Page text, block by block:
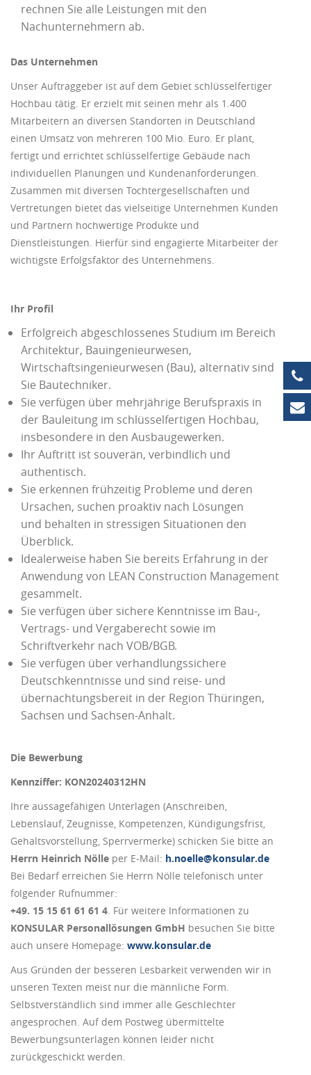
rechnen Sie alle Leistungen mit den
Nachunternehmern ab.
Das Unternehmen
Unser Auftraggeber ist auf dem Gebiet schlüsselfertiger
Hochbau tätig. Er erzielt mit seinen mehr als 1.400
Mitarbeitern an diversen Standorten in Deutschland
einen Umsatz von mehreren 100 Mio. Euro. Er plant,
fertigt und errichtet schlüsselfertige Gebäude nach
individuellen Planungen und Kundenanforderungen.
Zusammen mit diversen Tochtergesellschaften und
Vertretungen bietet das vielseitige Unternehmen Kunden
und Partnern hochwertige Produkte und
Dienstleistungen. Hierfür sind engagierte Mitarbeiter der
wichtigste Erfolgsfaktor des Unternehmens.
Ihr Profil
Erfolgreich abgeschlossenes Studium im Bereich
Architektur, Bauingenieurwesen,
Wirtschaftsingenieurwesen (Bau), alternativ sind
Sie Bautechniker.
Sie verfügen über mehrjährige Berufspraxis in
der Bauleitung im schlüsselfertigen Hochbau,
insbesondere in den Ausbaugewerken.
Ihr Auftritt ist souverän, verbindlich und
authentisch.
Sie erkennen frühzeitig Probleme und deren
Ursachen, suchen proaktiv nach Lösungen
und behalten in stressigen Situationen den
Überblick.
Idealerweise haben Sie bereits Erfahrung in der
Anwendung von LEAN Construction Management
gesammelt.
Sie verfügen über sichere Kenntnisse im Bau-,
Vertrags- und Vergaberecht sowie im
Schriftverkehr nach VOB/BGB.
Sie verfügen über verhandlungssichere
Deutschkenntnisse und sind reise- und
übernachtungsbereit in der Region Thüringen,
Sachsen und Sachsen-Anhalt.
Die Bewerbung
Kennziffer: KON20240312HN
Ihre aussagefähigen Unterlagen (Anschreiben,
Lebenslauf, Zeugnisse, Kompetenzen, Kündigungsfrist,
Gehaltsvorstellung, Sperrvermerke) schicken Sie bitte an
Herrn Heinrich Nölle per E-Mail: h.noelle@konsular.de
Bei Bedarf erreichen Sie Herrn Nölle telefonisch unter
folgender Rufnummer:
+49. 15 15 61 61 61 4. Für weitere Informationen zu
KONSULAR Personallösungen GmbH besuchen Sie bitte
auch unsere Homepage: www.konsular.de
Aus Gründen der besseren Lesbarkeit verwenden wir in
unseren Texten meist nur die männliche Form.
Selbstverständlich sind immer alle Geschlechter
angesprochen. Auf dem Postweg übermittelte
Bewerbungsunterlagen können leider nicht
zurückgeschickt werden.